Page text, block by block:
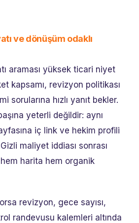
ve dönüşüm odaklı
araması yüksek ticari niyet
kapsamı, revizyon politikası
sorularına hızlı yanıt bekler.
yeterli değildir: aynı
iç link ve hekim profili
maliyet iddiası sonrası
harita hem organik
revizyon, gece sayısı,
randevusu kalemleri altında